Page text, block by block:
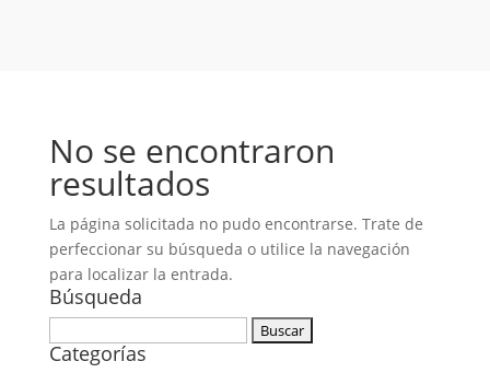
No se encontraron
resultados
La página solicitada no pudo encontrarse. Trate de
perfeccionar su búsqueda o utilice la navegación
para localizar la entrada.
Búsqueda
Categorías